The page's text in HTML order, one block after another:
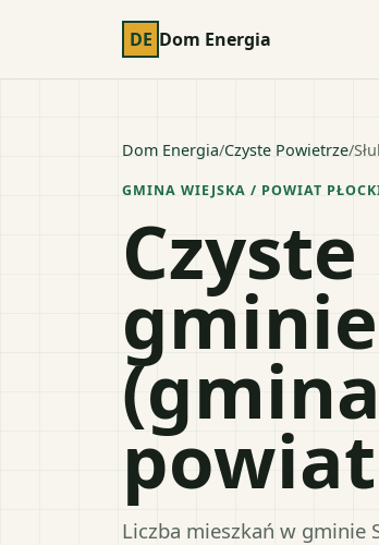
DE Dom Energia
Dom Energia/Czyste Powietrze/
GMINA WIEJSKA / POWIAT
gminie
Liczba mieszkań w gminie